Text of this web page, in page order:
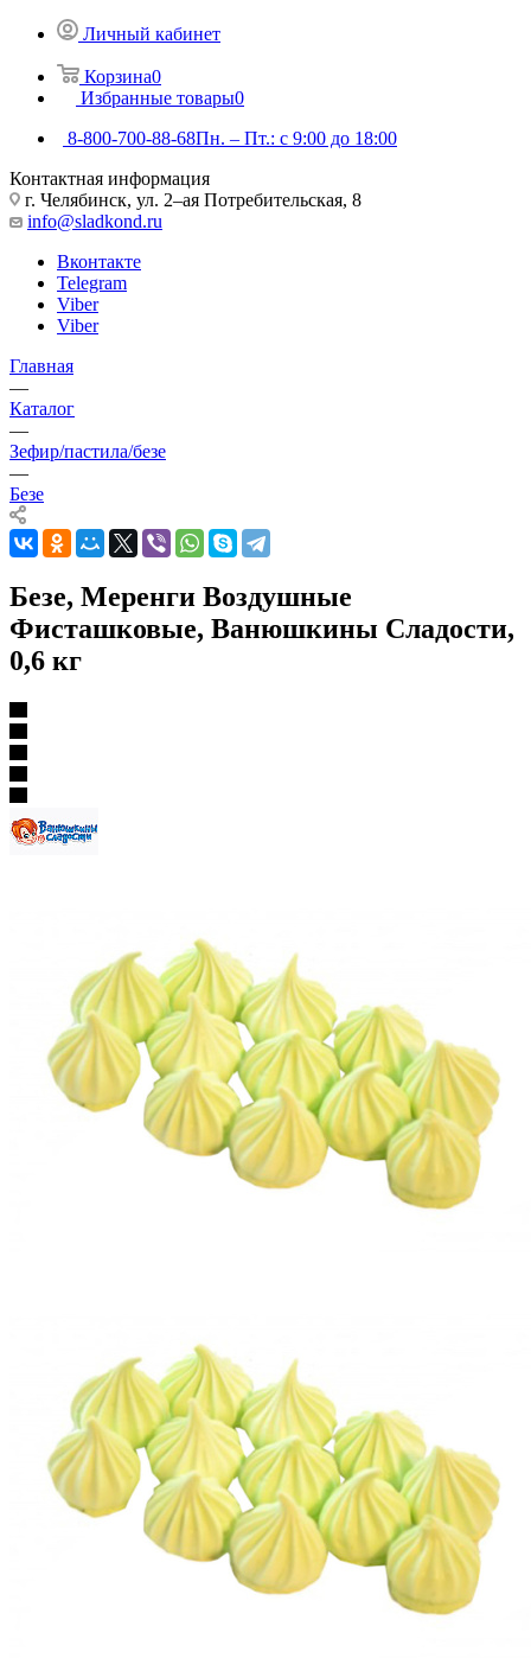
Личный кабинет
Корзина0
Избранные товары0
8-800-700-88-68Пн. – Пт.: с 9:00 до 18:00
Контактная информация
г. Челябинск, ул. 2–ая Потребительская, 8
info@sladkond.ru
Вконтакте
Telegram
Viber
Viber
Главная
—
Каталог
—
Зефир/пастила/безе
—
Безе
Безе, Меренги Воздушные
Фисташковые, Ванюшкины Сладости,
0,6 кг